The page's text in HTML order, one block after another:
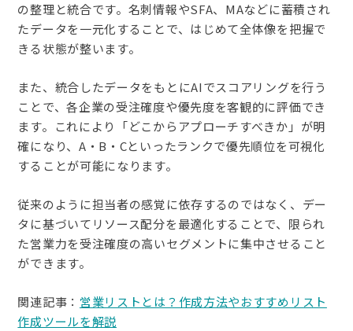
の整理と統合です。名刺情報やSFA、MAなどに蓄積され
たデータを一元化することで、はじめて全体像を把握で
きる状態が整います。
また、統合したデータをもとにAIでスコアリングを行う
ことで、各企業の受注確度や優先度を客観的に評価でき
ます。これにより「どこからアプローチすべきか」が明
確になり、A・B・Cといったランクで優先順位を可視化
することが可能になります。
従来のように担当者の感覚に依存するのではなく、デー
タに基づいてリソース配分を最適化することで、限られ
た営業力を受注確度の高いセグメントに集中させること
ができます。
関連記事： 営業リストとは？作成方法やおすすめリスト
作成ツールを解説